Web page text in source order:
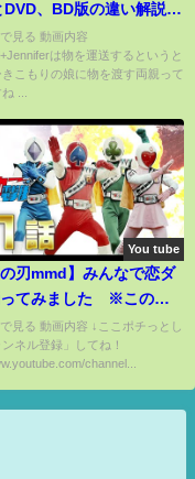
DVD、BD版の違い解説(4
見る 動画内容
は物を運送するというと
きこもりの娘に物を渡す両親って
...
You tube
の刃mmd】みんなで恋ダ
ってみました ※この動
想が多分に含まれてお
注意ください。🔴チャ
録してね！
見る 動画内容 ↓ここポチっとし
ネル登録」してね！
channel...